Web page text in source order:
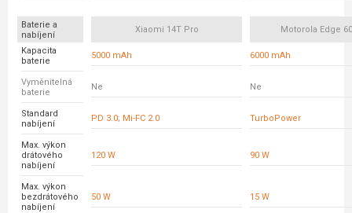
Baterie a
nabíjení
Xiaomi 14T Pro Motorola Edge
Kapacita
baterie
5000 mAh 6000 mAh
Vyměnitelná
baterie
Ne Ne
Standard
nabíjení
PD 3.0; Mi-FC 2.0 TurboPower
Max. výkon
drátového
nabíjení
120 W 90 W
Max. výkon
bezdrátového
nabíjení
50 W 15 W